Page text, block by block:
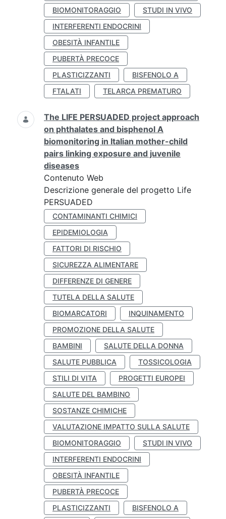
BIOMONITORAGGIO
STUDI IN VIVO
INTERFERENTI ENDOCRINI
OBESITÀ INFANTILE
PUBERTÀ PRECOCE
PLASTICIZZANTI
BISFENOLO A
FTALATI
TELARCA PREMATURO
The LIFE PERSUADED project approach
on phthalates and bisphenol A
biomonitoring in Italian mother-child
pairs linking exposure and juvenile
diseases
Contenuto Web
Descrizione generale del progetto Life
PERSUADED
CONTAMINANTI CHIMICI
EPIDEMIOLOGIA
FATTORI DI RISCHIO
SICUREZZA ALIMENTARE
DIFFERENZE DI GENERE
TUTELA DELLA SALUTE
BIOMARCATORI
INQUINAMENTO
PROMOZIONE DELLA SALUTE
BAMBINI
SALUTE DELLA DONNA
SALUTE PUBBLICA
TOSSICOLOGIA
STILI DI VITA
PROGETTI EUROPEI
SALUTE DEL BAMBINO
SOSTANZE CHIMICHE
VALUTAZIONE IMPATTO SULLA SALUTE
BIOMONITORAGGIO
STUDI IN VIVO
INTERFERENTI ENDOCRINI
OBESITÀ INFANTILE
PUBERTÀ PRECOCE
PLASTICIZZANTI
BISFENOLO A